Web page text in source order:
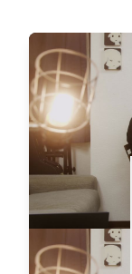
イター同士の
もの01:14:57
を言う理久へ
「ライブには
上の解散へ——
いほど憎んで
が今だから語
え合わせ。「
秀。のソロ活
合う熱意まで
す。🎙️今週の
a・理久との出
による「空前
らないお前は
嘩 / 解散の真